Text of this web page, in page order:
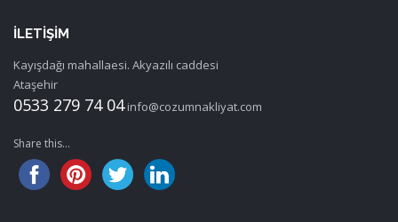
İLETIŞIM
Kayışdağı mahallaesi. Akyazılı caddesi
Ataşehir
0533 279 74 04 info@cozumnakliyat.com
Share this...